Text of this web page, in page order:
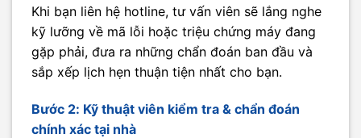
Khi bạn liên hệ hotline, tư vấn viên sẽ lắng nghe
kỹ lưỡng về mã lỗi hoặc triệu chứng máy đang
gặp phải, đưa ra những chẩn đoán ban đầu và
sắp xếp lịch hẹn thuận tiện nhất cho bạn.
Bước 2: Kỹ thuật viên kiểm tra & chẩn đoán
chính xác tại nhà